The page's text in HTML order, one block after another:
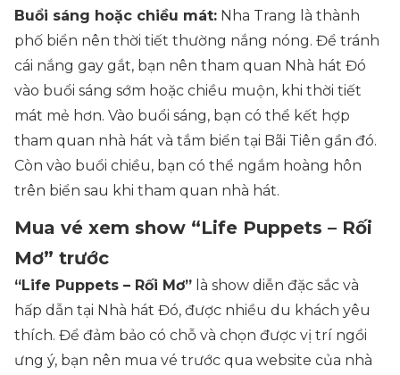
Buổi sáng hoặc chiều mát: Nha Trang là thành
phố biển nên thời tiết thường nắng nóng. Để tránh
cái nắng gay gắt, bạn nên tham quan Nhà hát Đó
vào buổi sáng sớm hoặc chiều muộn, khi thời tiết
mát mẻ hơn. Vào buổi sáng, bạn có thể kết hợp
tham quan nhà hát và tắm biển tại Bãi Tiên gần đó.
Còn vào buổi chiều, bạn có thể ngắm hoàng hôn
trên biển sau khi tham quan nhà hát.
Mua vé xem show “Life Puppets – Rối
Mơ” trước
“Life Puppets – Rối Mơ” là show diễn đặc sắc và
hấp dẫn tại Nhà hát Đó, được nhiều du khách yêu
thích. Để đảm bảo có chỗ và chọn được vị trí ngồi
ưng ý, bạn nên mua vé trước qua website của nhà